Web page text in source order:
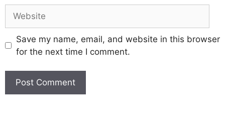
Save my name, email, and website in this browser
for the next time I comment.